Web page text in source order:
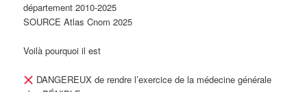
département 2010-2025
SOURCE Atlas Cnom 2025
Voilà pourquoi il est
DANGEREUX de rendre l’exercice de la médecine générale